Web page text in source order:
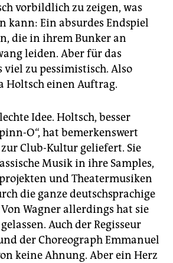
vorbildlich zu zeigen, was
kann: Ein absurdes Endspiel
die in ihrem Bunker an
leiden. Aber für das
zu pessimistisch. Also
Holtsch einen Auftrag.
Idee. Holtsch, besser
O“, hat bemerkenswert
Club-Kultur geliefert. Sie
Musik in ihre Samples,
und Theatermusiken
die ganze deutschsprachige
Wagner allerdings hat sie
Auch der Regisseur
der Choreograph Emmanuel
keine Ahnung. Aber ein Herz